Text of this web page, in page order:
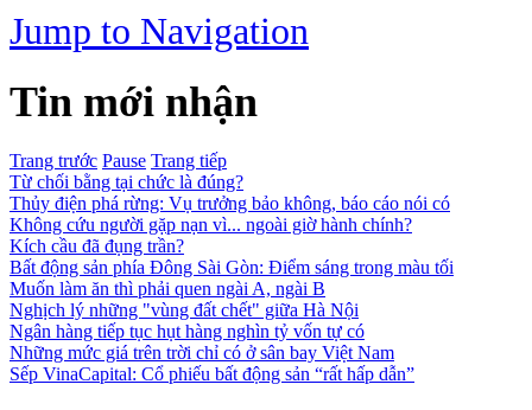
Jump to Navigation
Tin mới nhận
Trang trước Pause Trang tiếp
Từ chối bằng tại chức là đúng?
Thủy điện phá rừng: Vụ trưởng bảo không, báo cáo nói có
Không cứu người gặp nạn vì... ngoài giờ hành chính?
Kích cầu đã đụng trần?
Bất động sản phía Đông Sài Gòn: Điểm sáng trong màu tối
Muốn làm ăn thì phải quen ngài A, ngài B
Nghịch lý những "vùng đất chết" giữa Hà Nội
Ngân hàng tiếp tục hụt hàng nghìn tỷ vốn tự có
Những mức giá trên trời chỉ có ở sân bay Việt Nam
Sếp VinaCapital: Cổ phiếu bất động sản “rất hấp dẫn”